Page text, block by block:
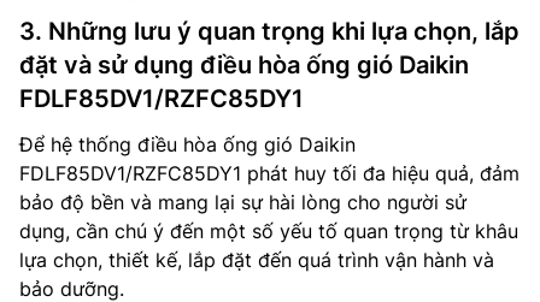
3. Những lưu ý quan trọng khi lựa chọn, lắp
đặt và sử dụng điều hòa ống gió Daikin
FDLF85DV1/RZFC85DY1
Để hệ thống điều hòa ống gió Daikin
FDLF85DV1/RZFC85DY1 phát huy tối đa hiệu quả, đảm
bảo độ bền và mang lại sự hài lòng cho người sử
dụng, cần chú ý đến một số yếu tố quan trọng từ khâu
lựa chọn, thiết kế, lắp đặt đến quá trình vận hành và
bảo dưỡng.